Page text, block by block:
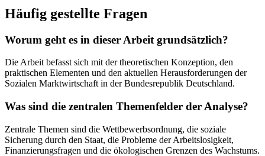
Häufig gestellte Fragen
Worum geht es in dieser Arbeit grundsätzlich?
Die Arbeit befasst sich mit der theoretischen Konzeption, den
praktischen Elementen und den aktuellen Herausforderungen der
Sozialen Marktwirtschaft in der Bundesrepublik Deutschland.
Was sind die zentralen Themenfelder der Analyse?
Zentrale Themen sind die Wettbewerbsordnung, die soziale
Sicherung durch den Staat, die Probleme der Arbeitslosigkeit,
Finanzierungsfragen und die ökologischen Grenzen des Wachstums.